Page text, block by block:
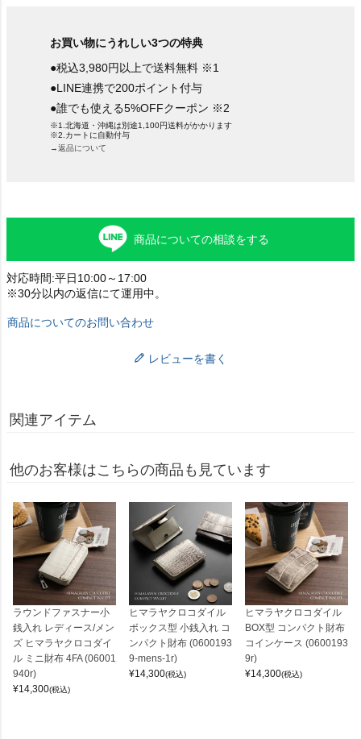
お買い物にうれしい3つの特典
●税込3,980円以上で送料無料 ※1
●LINE連携で200ポイント付与
●誰でも使える5%OFFクーポン ※2
※1.北海道・沖縄は別途1,100円送料がかかります
※2.カートに自動付与
→返品について
商品についての相談をする
対応時間:平日10:00～17:00
※30分以内の返信にて運用中。
商品についてのお問い合わせ
レビューを書く
関連アイテム
他のお客様はこちらの商品も見ています
ラウンドファスナー小
銭入れ レディース/メン
ズ ヒマラヤクロコダイ
ル ミニ財布 4FA (06001
940r)
¥14,300(税込)
ヒマラヤクロコダイル
ボックス型 小銭入れ コ
ンパクト財布 (0600193
9-mens-1r)
¥14,300(税込)
ヒマラヤクロコダイル
BOX型 コンパクト財布
コインケース (0600193
9r)
¥14,300(税込)